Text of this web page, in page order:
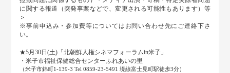
に関する報道（突発事案などで、変更される可能性もあります）等
＞
※事前申込み・参加費等についてはお問い合わせ先にご連絡下さ
い。
★5月30日(土)「北朝鮮人権シネマフォーラムin米子」
・米子市福祉保健総合センターふれあいの里
（米子市錦町1-139-3 Tel 0859-23-5491 境線富士見町駅徒歩3分）